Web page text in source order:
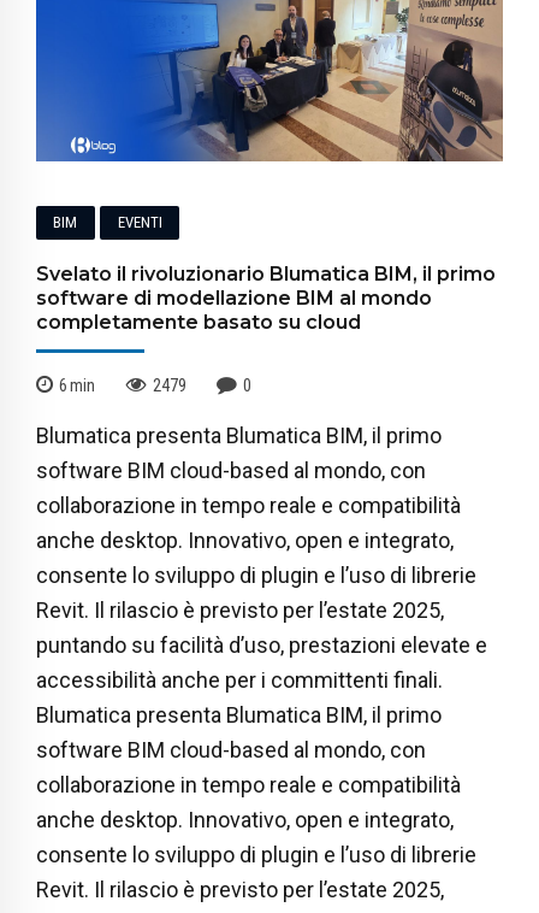
BIM EVENTI
Svelato il rivoluzionario Blumatica BIM, il primo
software di modellazione BIM al mondo
completamente basato su cloud
6min 2479 0
Blumatica presenta Blumatica BIM, il primo
software BIM cloud-based al mondo, con
collaborazione in tempo reale e compatibilità
anche desktop. Innovativo, open e integrato,
consente lo sviluppo di plugin e l’uso di librerie
Revit. Il rilascio è previsto per l’estate 2025,
puntando su facilità d’uso, prestazioni elevate e
accessibilità anche per i committenti finali.
Blumatica presenta Blumatica BIM, il primo
software BIM cloud-based al mondo, con
collaborazione in tempo reale e compatibilità
anche desktop. Innovativo, open e integrato,
consente lo sviluppo di plugin e l’uso di librerie
Revit. Il rilascio è previsto per l’estate 2025,